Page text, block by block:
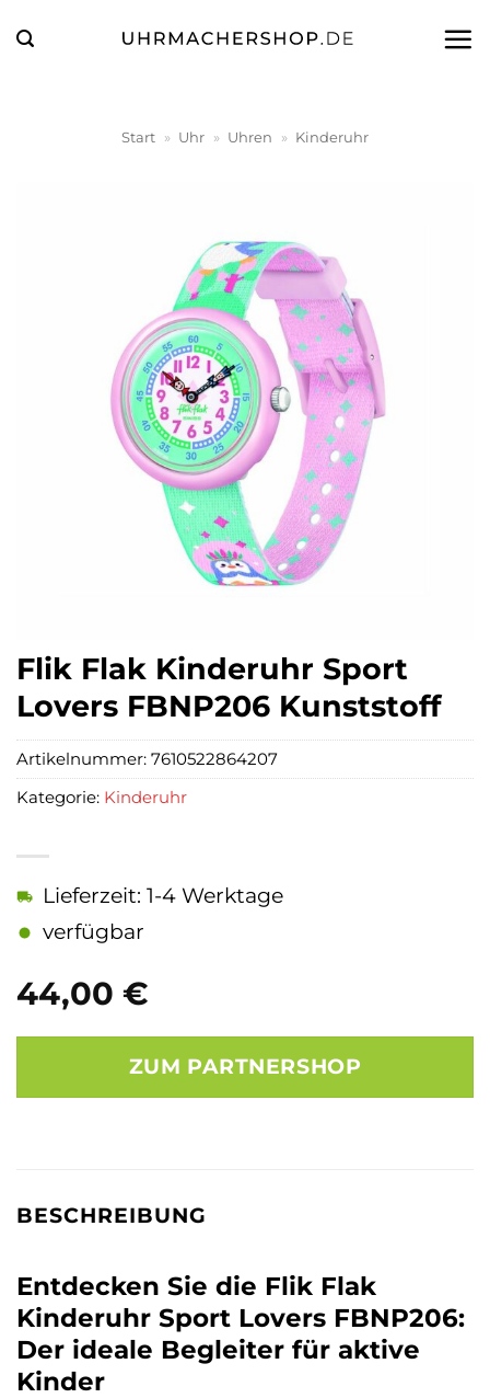
Inhalt
Start » Uhr » Uhren » Kinderuhr
Flik Flak Kinderuhr Sport
Lovers FBNP206 Kunststoff
44,00 €
Lieferzeit: 1-4 Werktage
verfügbar
ZUM PARTNERSHOP
Artikelnummer: 7610522864207
Kategorie: Kinderuhr
BESCHREIBUNG
Entdecken Sie die Flik Flak
Kinderuhr Sport Lovers FBNP206:
Der ideale Begleiter für aktive
Kinder